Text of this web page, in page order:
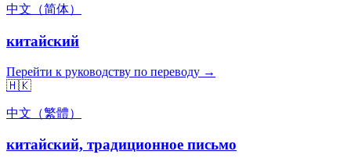
中文（简体）
китайский
Перейти к руководству по переводу →
🇭🇰
中文（繁體）
китайский, традиционное письмо